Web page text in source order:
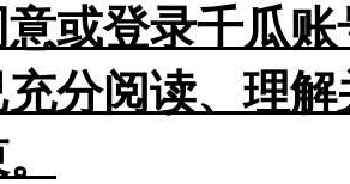
或登录千瓜
分阅读、理